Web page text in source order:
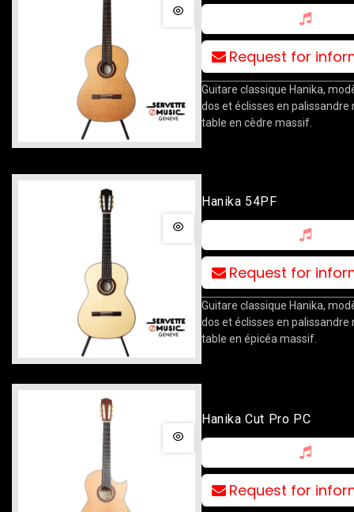
Request for
Guitare classique Hanika,
dos et éclisses en palissandre
table en cèdre massif.
Hanika 54PF
Request for
Guitare classique Hanika,
dos et éclisses en palissandre
table en épicéa massif.
Hanika Cut Pro PC
Request for